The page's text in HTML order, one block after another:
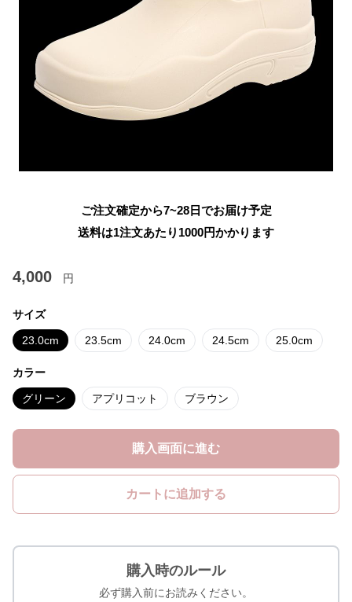
ご注文確定から7~28日でお届け予定
送料は1注文あたり 1000円かかります
4,000 円
サイズ
23.0cm 23.5cm 24.0cm 24.5cm 25.0cm
カラー
グリーン アプリコット ブラウン
購入画面に進む
カートに追加する
購入時のルール
必ず購入前にお読みください。